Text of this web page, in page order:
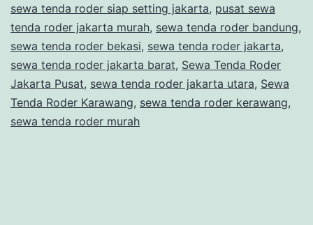
sewa tenda roder siap setting jakarta, pusat sewa
tenda roder jakarta murah, sewa tenda roder bandung,
sewa tenda roder bekasi, sewa tenda roder jakarta,
sewa tenda roder jakarta barat, Sewa Tenda Roder
Jakarta Pusat, sewa tenda roder jakarta utara, Sewa
Tenda Roder Karawang, sewa tenda roder kerawang,
sewa tenda roder murah